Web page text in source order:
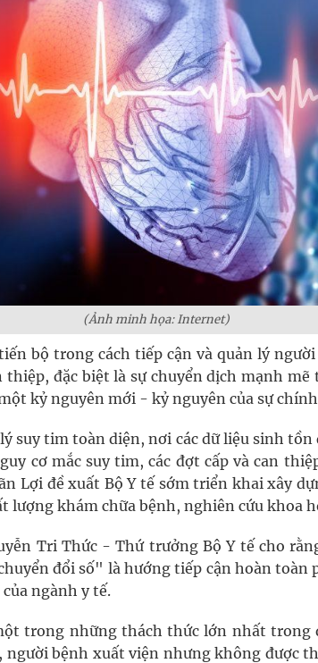
(Ảnh minh họa: Internet)
bộ trong cách tiếp cận và quản lý
đặc biệt là sự chuyển dịch mạnh
kỷ nguyên mới - kỷ nguyên của sự chính
suy tim toàn diện, nơi các dữ liệu sinh tồn
cơ mắc suy tim, các đợt cấp và can
Lợi đề xuất Bộ Y tế sớm triển khai xây
lượng khám chữa bệnh, nghiên cứu khoa
Tri Thức - Thứ trưởng Bộ Y tế cho
đổi số" là hướng tiếp cận hoàn toàn
ngành y tế.
trong những thách thức lớn nhất trong
bệnh xuất viện nhưng không được